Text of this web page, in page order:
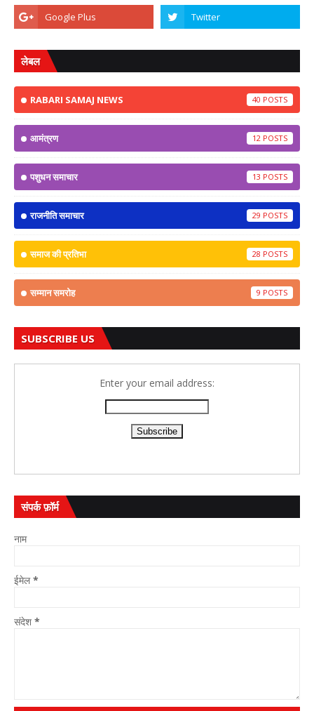
लेबल
RABARI SAMAJ NEWS 40
आमंत्रण 12
पशुधन समाचार 13
राजनीति समाचार 29
समाज की प्रतिभा 28
सम्मान समरोह 9
SUBSCRIBE US
Enter your email address:
संपर्क फ़ॉर्म
नाम
ईमेल*
संदेश *